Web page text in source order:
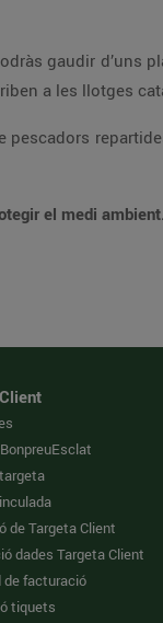
gaudir d’uns
a les llotges
el medi
de Targeta Client
dades Targeta Client
de facturació
tiquets